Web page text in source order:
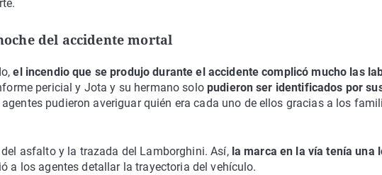
del accidente mortal
el incendio que se produjo durante el accidente complicó mucho las
pericial y Jota y su hermano solo pudieron ser identificados por
agentes pudieron averiguar quién era cada uno de ellos gracias a los
asfalto y la trazada del Lamborghini. Así, la marca en la vía tenía una
a los agentes detallar la trayectoria del vehículo.